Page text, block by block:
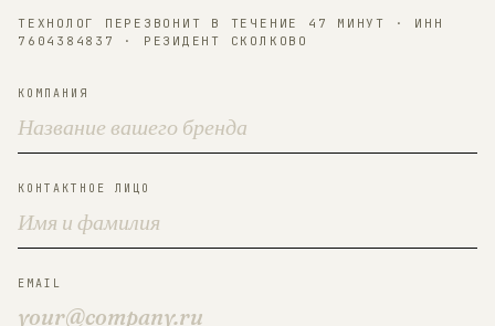
ТЕХНОЛОГ ПЕРЕЗВОНИТ В ТЕЧЕНИЕ 47 МИНУТ · ИНН
7604384837 · РЕЗИДЕНТ СКОЛКОВО
КОМПАНИЯ
КОНТАКТНОЕ ЛИЦО
EMAIL